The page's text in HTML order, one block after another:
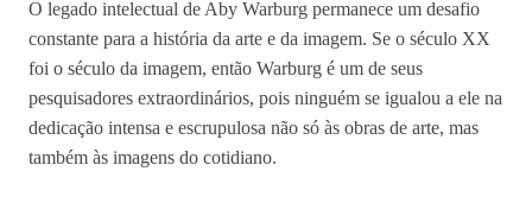
O legado intelectual de Aby Warburg permanece um desafio
constante para a história da arte e da imagem. Se o século XX
foi o século da imagem, então Warburg é um de seus
pesquisadores extraordinários, pois ninguém se igualou a ele na
dedicação intensa e escrupulosa não só às obras de arte, mas
também às imagens do cotidiano.